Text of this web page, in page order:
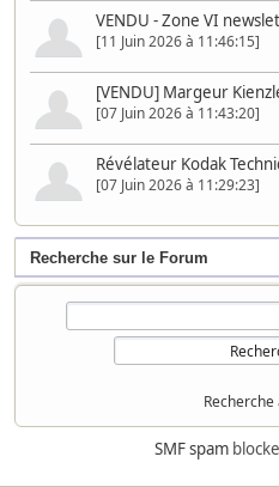
VENDU - Zone VI
[11 Juin 2026 à 11:46:15]
[VENDU] Margeur
[07 Juin 2026 à 11:43:20]
Révélateur Kodak
[07 Juin 2026 à 11:29:23]
Recherche sur le Forum
SMF spam